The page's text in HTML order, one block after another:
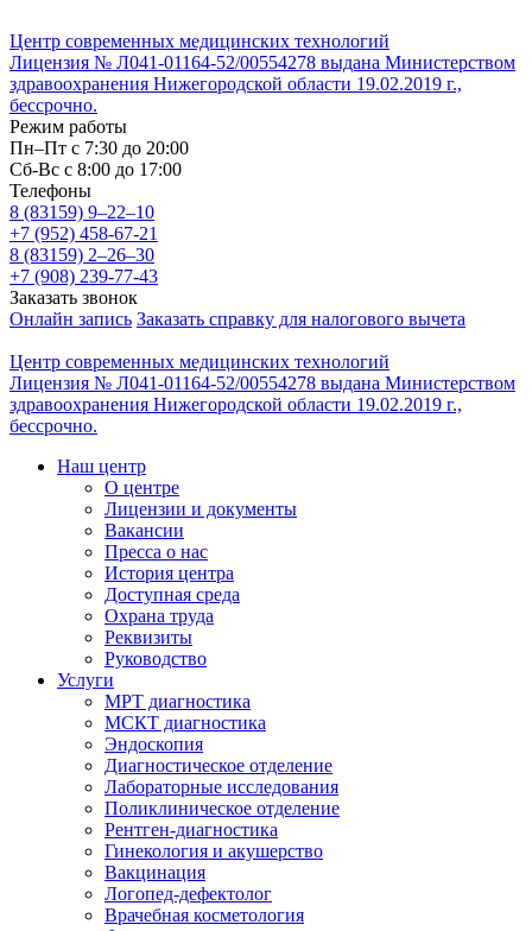
Центр современных медицинских технологий
Лицензия № Л041-01164-52/00554278 выдана Министерством
здравоохранения Нижегородской области 19.02.2019 г.,
бессрочно.
Режим работы
Пн–Пт с 7:30 до 20:00
Cб-Вс с 8:00 до 17:00
Телефоны
8 (83159) 9–22–10
+7 (952) 458-67-21
8 (83159) 2–26–30
+7 (908) 239-77-43
Заказать звонок
Онлайн запись Заказать справку для налогового вычета
Центр современных медицинских технологий
Лицензия № Л041-01164-52/00554278 выдана Министерством
здравоохранения Нижегородской области 19.02.2019 г.,
бессрочно.
Наш центр
О центре
Лицензии и документы
Вакансии
Пресса о нас
История центра
Доступная среда
Охрана труда
Реквизиты
Руководство
Услуги
МРТ диагностика
МСКТ диагностика
Эндоскопия
Диагностическое отделение
Лабораторные исследования
Поликлиническое отделение
Рентген-диагностика
Гинекология и акушерство
Вакцинация
Логопед-дефектолог
Врачебная косметология